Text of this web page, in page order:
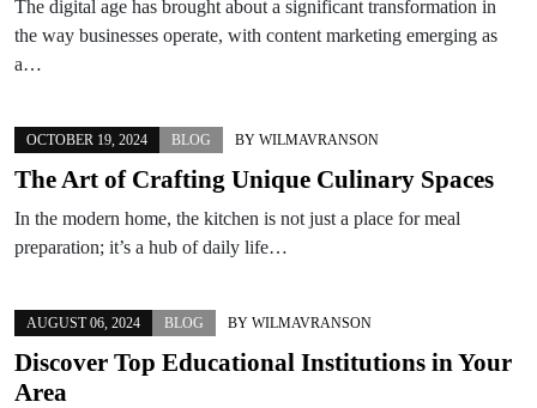
The digital age has brought about a significant transformation in
the way businesses operate, with content marketing emerging as
a…
OCTOBER 19, 2024 BLOG BY WILMAVRANSON
The Art of Crafting Unique Culinary Spaces
In the modern home, the kitchen is not just a place for meal
preparation; it’s a hub of daily life…
AUGUST 06, 2024 BLOG BY WILMAVRANSON
Discover Top Educational Institutions in Your
Area